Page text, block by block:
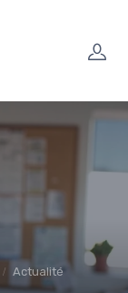
Actualité